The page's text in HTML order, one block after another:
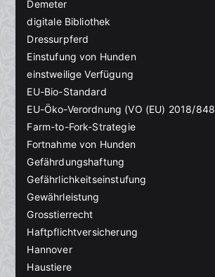
Demeter
digitale Bibliothek
Dressurpferd
Einstufung von Hunden
einstweilige Verfügung
EU-Bio-Standard
EU-Öko-Verordnung (VO (EU) 2018/848
Farm-to-Fork-Strategie
Fortnahme von Hunden
Gefährdungshaftung
Gefährlichkeitseinstufung
Gewährleistung
Grosstierrecht
Haftpflichtversicherung
Hannover
Haustiere